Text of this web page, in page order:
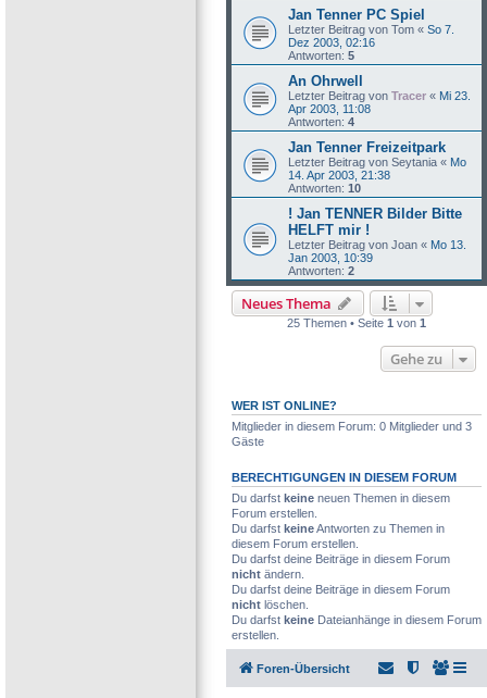
Jan Tenner PC Spiel
Letzter Beitrag von Tom « So 7.
Dez 2003, 02:16
Antworten: 5
An Ohrwell
Letzter Beitrag von Tracer « Mi 23.
Apr 2003, 11:08
Antworten: 4
Jan Tenner Freizeitpark
Letzter Beitrag von Seytania « Mo
14. Apr 2003, 21:38
Antworten: 10
! Jan TENNER Bilder Bitte
HELFT mir !
Letzter Beitrag von Joan « Mo 13.
Jan 2003, 10:39
Antworten: 2
Neues Thema
25 Themen • Seite 1 von 1
Gehe zu
WER IST ONLINE?
Mitglieder in diesem Forum: 0 Mitglieder und 3
Gäste
BERECHTIGUNGEN IN DIESEM FORUM
Du darfst keine neuen Themen in diesem
Forum erstellen.
Du darfst keineAntworten zu Themen in
diesem Forum erstellen.
Du darfst deine Beiträge in diesem Forum
nicht ändern.
Du darfst deine Beiträge in diesem Forum
nicht löschen.
Du darfst keine Dateianhänge in diesem Forum
erstellen.
Foren-Übersicht